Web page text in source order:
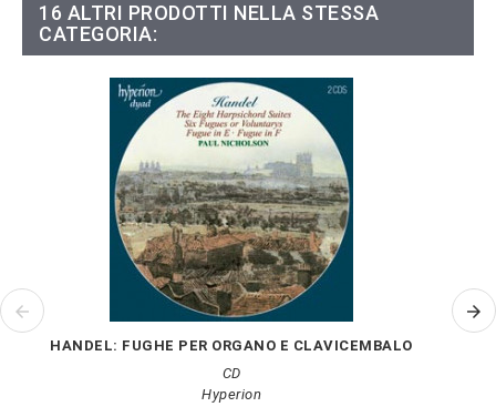
16 ALTRI PRODOTTI NELLA STESSA
CATEGORIA:
HANDEL: FUGHE PER ORGANO E CLAVICEMBALO
CD
Hyperion